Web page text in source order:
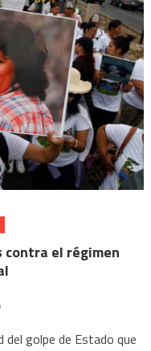
contra el régimen
del golpe de Estado que